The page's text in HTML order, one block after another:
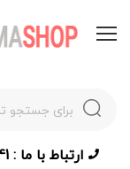
ارتباط با ما : 09397129441